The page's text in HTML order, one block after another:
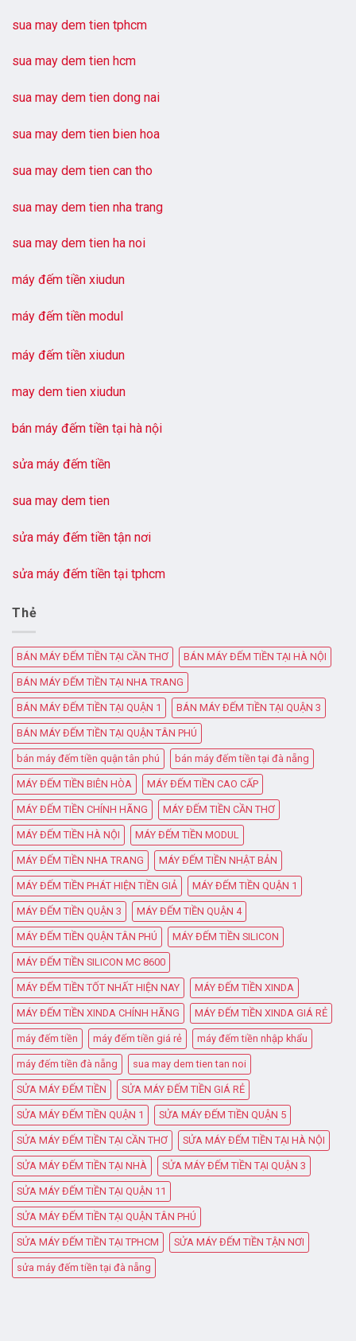
sua may dem tien tphcm
sua may dem tien hcm
sua may dem tien dong nai
sua may dem tien bien hoa
sua may dem tien can tho
sua may dem tien nha trang
sua may dem tien ha noi
máy đếm tiền xiudun
máy đếm tiền modul
máy đếm tiền xiudun
may dem tien xiudun
bán máy đếm tiền tại hà nội
sửa máy đếm tiền
sua may dem tien
sửa máy đếm tiền tận nơi
sửa máy đếm tiền tại tphcm
Thẻ
BÁN MÁY ĐẾM TIỀN TẠI CẦN THƠ BÁN MÁY ĐẾM TIỀN TẠI HÀ NỘI
BÁN MÁY ĐẾM TIỀN TẠI NHA TRANG
BÁN MÁY ĐẾM TIỀN TẠI QUẬN 1 BÁN MÁY ĐẾM TIỀN TẠI QUẬN 3
BÁN MÁY ĐẾM TIỀN TẠI QUẬN TÂN PHÚ
bán máy đếm tiền quận tân phú bán máy đếm tiền tại đà nẵng
MÁY ĐẾM TIỀN BIÊN HÒA MÁY ĐẾM TIỀN CAO CẤP
MÁY ĐẾM TIỀN CHÍNH HÃNG MÁY ĐẾM TIỀN CẦN THƠ
MÁY ĐẾM TIỀN HÀ NỘI MÁY ĐẾM TIỀN MODUL
MÁY ĐẾM TIỀN NHA TRANG MÁY ĐẾM TIỀN NHẬT BẢN
MÁY ĐẾM TIỀN PHÁT HIỆN TIỀN GIẢ MÁY ĐẾM TIỀN QUẬN 1
MÁY ĐẾM TIỀN QUẬN 3 MÁY ĐẾM TIỀN QUẬN 4
MÁY ĐẾM TIỀN QUẬN TÂN PHÚ MÁY ĐẾM TIỀN SILICON
MÁY ĐẾM TIỀN SILICON MC 8600
MÁY ĐẾM TIỀN TỐT NHẤT HIỆN NAY MÁY ĐẾM TIỀN XINDA
MÁY ĐẾM TIỀN XINDA CHÍNH HÃNG MÁY ĐẾM TIỀN XINDA GIÁ RẺ
máy đếm tiền máy đếm tiền giá rẻ máy đếm tiền nhập khẩu
máy đếm tiền đà nẵng sua may dem tien tan noi
SỬA MÁY ĐẾM TIỀN SỬA MÁY ĐẾM TIỀN GIÁ RẺ
SỬA MÁY ĐẾM TIỀN QUẬN 1 SỬA MÁY ĐẾM TIỀN QUẬN 5
SỬA MÁY ĐẾM TIỀN TẠI CẦN THƠ SỬA MÁY ĐẾM TIỀN TẠI HÀ NỘI
SỬA MÁY ĐẾM TIỀN TẠI NHÀ SỬA MÁY ĐẾM TIỀN TẠI QUẬN 3
SỬA MÁY ĐẾM TIỀN TẠI QUẬN 11
SỬA MÁY ĐẾM TIỀN TẠI QUẬN TÂN PHÚ
SỬA MÁY ĐẾM TIỀN TẠI TPHCM SỬA MÁY ĐẾM TIỀN TẬN NƠI
sửa máy đếm tiền tại đà nẵng